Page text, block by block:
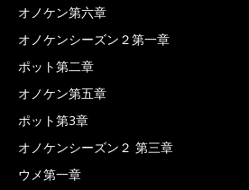
オノケン第六章
オノケンシーズン２第一章
ポット第二章
オノケン第五章
ポット第3章
オノケンシーズン２ 第三章
ウメ第一章